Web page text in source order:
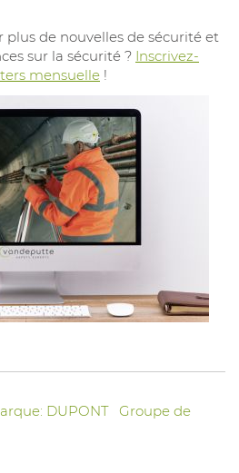
plus de nouvelles de sécurité et
sur la sécurité ? Inscrivez-
mensuelle !
DUPONT
Groupe de